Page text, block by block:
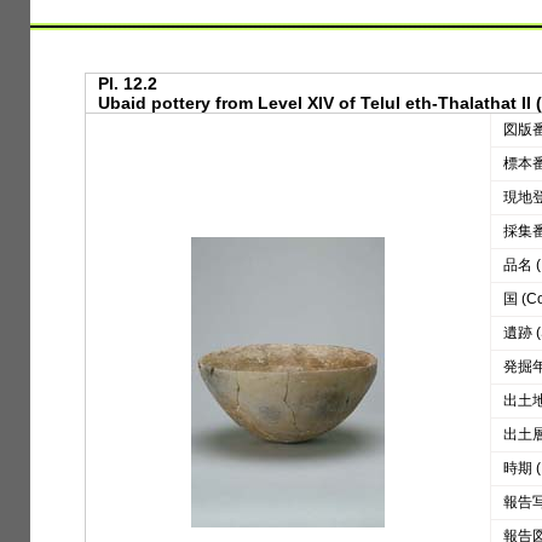
Pl. 12.2
Ubaid pottery from Level XIV of Telul eth-Thalathat II
図版
標本
現地
採集
品名
国
遺跡
発掘
出土
出土
時期
報告
報告